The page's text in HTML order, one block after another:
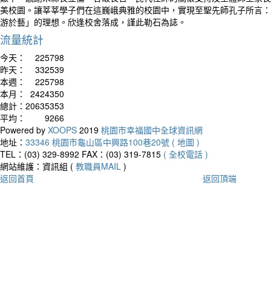
美校園。讓莘莘學子們在這巍峨典雅的校園中，實現至聖先師孔子所言
游於藝」的理想。欣逢校舍落成，謹此勒石為誌。
流量統計
今天：
225798
昨天：
332539
本週：
225798
本月：
2424350
總計： 20635353
平均：
9266
Powered by XOOPS 2019 桃園市幸福國中全球資訊網
地址： 33346 桃園市龜山區中興路100巷20號 ( 地圖 )
TEL：(03) 329-8992 FAX：(03) 319-7815 ( 全校電話 )
網站維護：資訊組 ( 教職員MAIL )
返回首頁
返回頂端